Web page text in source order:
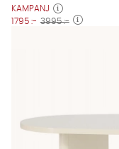
KAMPANJ
1795 :- 3995 :-